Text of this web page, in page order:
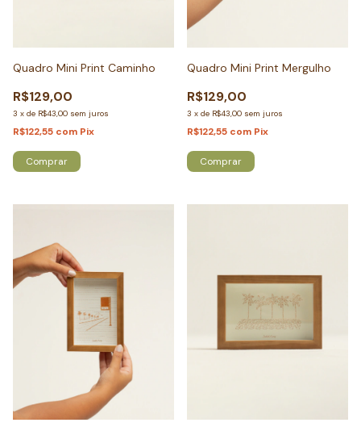
Quadro Mini Print Caminho
R$129,00
3 x de R$43,00 sem juros
R$122,55 com Pix
Comprar
Quadro Mini Print Mergulho
R$129,00
3 x de R$43,00 sem juros
R$122,55 com Pix
Comprar